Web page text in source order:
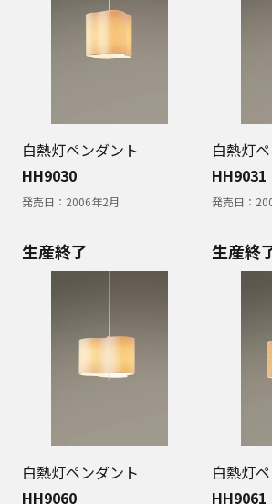
白熱灯ペンダント
HH9030
発売日： 2006年2月
白熱灯
HH9031
発売日：
生産終了
白熱灯ペンダント
HH9060
生産終
白熱灯
HH9061